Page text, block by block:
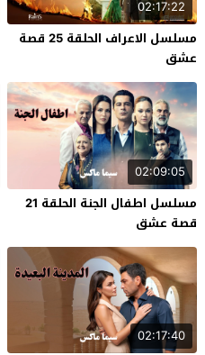
02:17:22
مسلسل الاعراف الحلقة 25 قصة
عشق
02:09:05
مسلسل اطفال الجنة الحلقة 21
قصة عشق
02:17:40